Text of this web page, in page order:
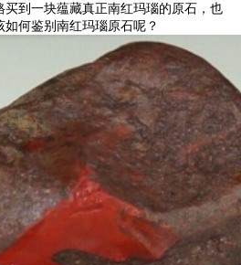
买到一块蕴藏真正南红玛瑙的原石，也
何鉴别南红玛瑙原石呢？